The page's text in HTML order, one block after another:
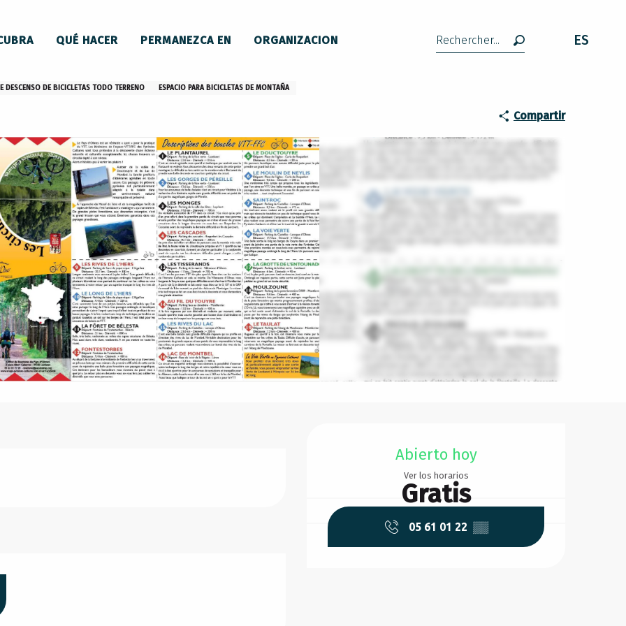
Buscar ES
QUÉ HACER PERMANEZCA EN ORGANIZACION
DESCENSO DE BICICLETAS TODO TERRENO ESPACIO PARA BICICLETAS DE MONTAÑA
Compartir
Abierto hoy
Ver los horarios
Gratis
05 61 01 22 ▒▒